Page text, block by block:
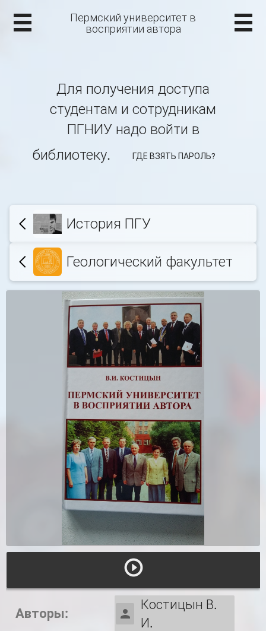
Пермский университет в
восприятии автора
Для получения доступа
студентам и сотрудникам
ПГНИУ надо войти в
библиотеку.
ГДЕ ВЗЯТЬ ПАРОЛЬ?
История ПГУ
Геологический факультет
Авторы:
Костицын В.
И.